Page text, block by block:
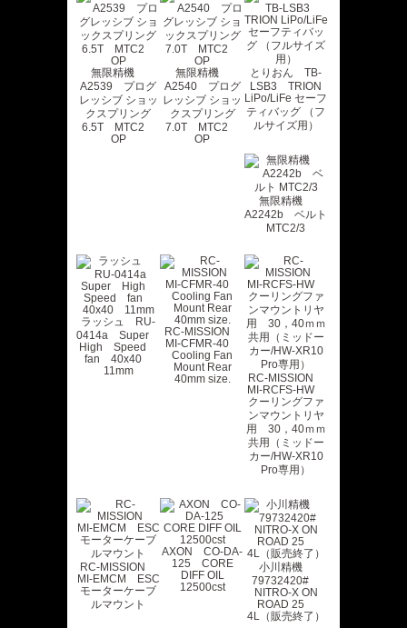
無限精機
A2539 プログ
レッシブ ショッ
クスプリング
6.5T MTC2
OP
無限精機
A2540 プログ
レッシブ ショッ
クスプリング
7.0T MTC2
OP
とりおん TB-
LSB3 TRION
LiPo/LiFe セーフ
ティバッグ （フ
ルサイズ用）
無限精機
A2242b ベルト
MTC2/3
ラッシュ RU-
0414a Super
High Speed
fan 40x40
11mm
RC-MISSION
MI-CFMR-40
Cooling Fan
Mount Rear
40mm size.
RC-MISSION
MI-RCFS-HW
クーリングファ
ンマウントリヤ
用 30，40ｍｍ
共用（ミッドー
カー/HW-XR10
Pro専用）
RC-MISSION
MI-EMCM ESC
モーターケーブ
ルマウント
AXON CO-DA-
125 CORE
DIFF OIL
12500cst
小川精機
79732420#
NITRO-X ON
ROAD 25
4L（販売終了）